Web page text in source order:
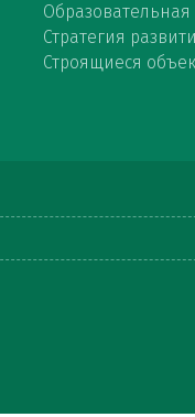
Стратегия
Строящиеся